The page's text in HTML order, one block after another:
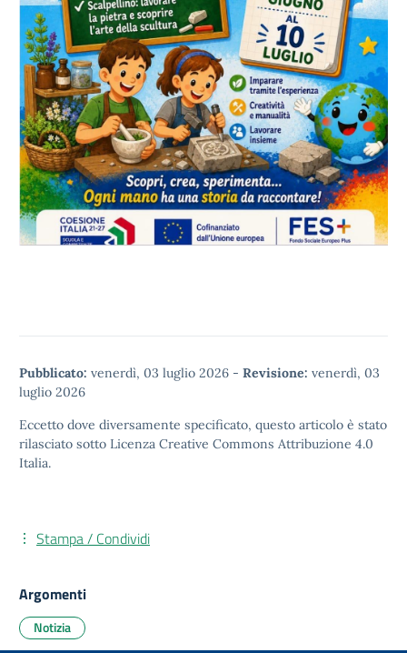
Pubblicato: venerdì, 03 luglio 2026 - Revisione: venerdì, 03
luglio 2026
Eccetto dove diversamente specificato, questo articolo è stato
rilasciato sotto Licenza Creative Commons Attribuzione 4.0
Italia.
Stampa / Condividi
Argomenti
Notizia